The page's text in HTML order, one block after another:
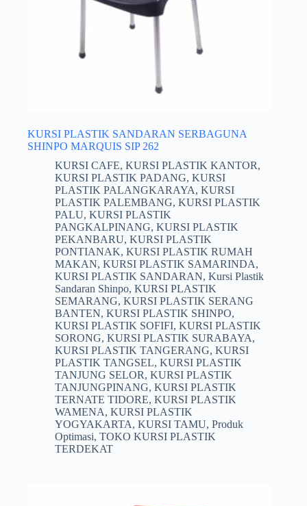
KURSI PLASTIK SANDARAN SERBAGUNA
SHINPO MARQUIS SIP 262
KURSI CAFE, KURSI PLASTIK KANTOR,
KURSI PLASTIK PADANG, KURSI
PLASTIK PALANGKARAYA, KURSI
PLASTIK PALEMBANG, KURSI PLASTIK
PALU, KURSI PLASTIK
PANGKALPINANG, KURSI PLASTIK
PEKANBARU, KURSI PLASTIK
PONTIANAK, KURSI PLASTIK RUMAH
MAKAN, KURSI PLASTIK SAMARINDA,
KURSI PLASTIK SANDARAN, Kursi Plastik
Sandaran Shinpo, KURSI PLASTIK
SEMARANG, KURSI PLASTIK SERANG
BANTEN, KURSI PLASTIK SHINPO,
KURSI PLASTIK SOFIFI, KURSI PLASTIK
SORONG, KURSI PLASTIK SURABAYA,
KURSI PLASTIK TANGERANG, KURSI
PLASTIK TANGSEL, KURSI PLASTIK
TANJUNG SELOR, KURSI PLASTIK
TANJUNGPINANG, KURSI PLASTIK
TERNATE TIDORE, KURSI PLASTIK
WAMENA, KURSI PLASTIK
YOGYAKARTA, KURSI TAMU, Produk
Optimasi, TOKO KURSI PLASTIK
TERDEKAT